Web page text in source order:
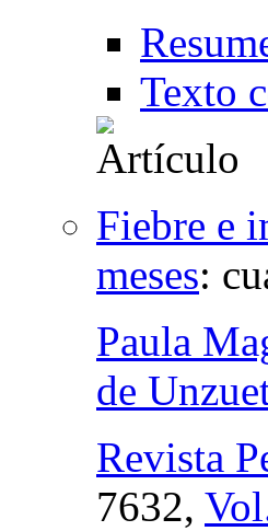
Texto
Fiebre e
meses:
Paula
de
Revista
7632,